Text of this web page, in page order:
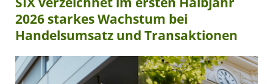
2026 starkes Wachstum bei
Handelsumsatz und Transaktionen